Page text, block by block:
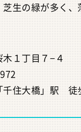
生の緑が多く
１丁目７−４
千住大橋」駅 徒